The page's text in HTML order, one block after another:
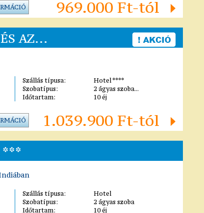
969.000 Ft-tól
AZ...
Szállás típusa:
Hotel ****
Szobatípus:
2 ágyas szoba...
Időtartam:
10 éj
1.039.900 Ft-tól
***
Szállás típusa:
Hotel
Szobatípus:
2 ágyas szoba
Időtartam:
10 éj